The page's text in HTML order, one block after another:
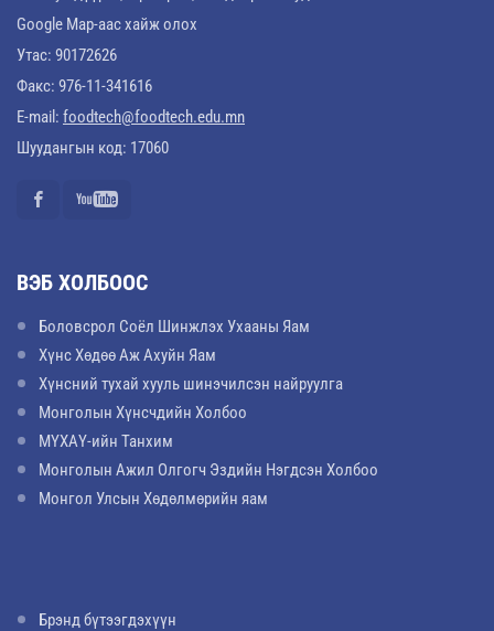
Google Map-аас хайж олох
Утас: 90172626
Факс: 976-11-341616
E-mail: foodtech@foodtech.edu.mn
Шуудангын код: 17060
ВЭБ ХОЛБООС
Боловсрол Соёл Шинжлэх Ухааны Яам
Хүнс Хөдөө Аж Ахуйн Яам
Хүнсний тухай хууль шинэчилсэн найруулга
Монголын Хүнсчдийн Холбоо
МҮХАҮ-ийн Танхим
Монголын Ажил Олгогч Эздийн Нэгдсэн Холбоо
Монгол Улсын Хөдөлмөрийн яам
Брэнд бүтээгдэхүүн